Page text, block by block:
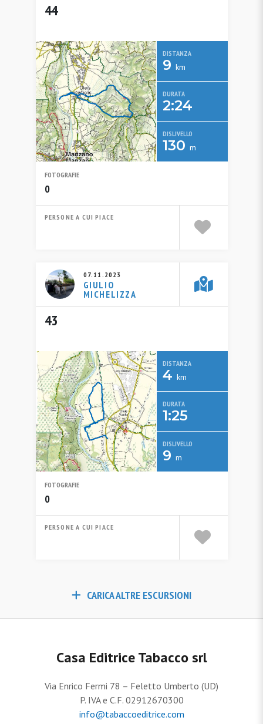
44
DISTANZA
9 km
DURATA
2:24
DISLIVELLO
130 m
FOTOGRAFIE
0
PERSONE A CUI PIACE
07.11.2023
GIULIO
MICHELIZZA
43
DISTANZA
4 km
DURATA
1:25
DISLIVELLO
9 m
FOTOGRAFIE
0
PERSONE A CUI PIACE
CARICA ALTRE ESCURSIONI
Casa Editrice Tabacco srl
Via Enrico Fermi 78 – Feletto Umberto (UD)
P. IVA e C.F. 02912670300
info@tabaccoeditrice.com